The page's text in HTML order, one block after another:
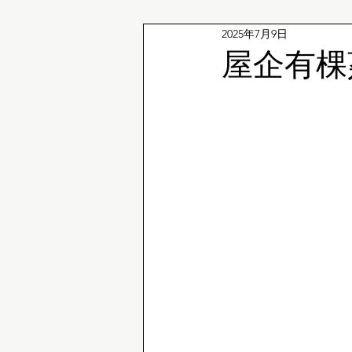
企鵝冷知識
屋企有
2025年7月9日